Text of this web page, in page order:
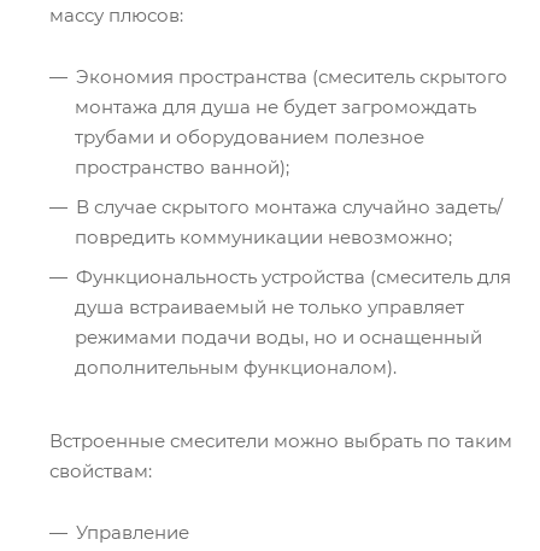
массу плюсов:
Экономия пространства (смеситель скрытого
монтажа для душа не будет загромождать
трубами и оборудованием полезное
пространство ванной);
В случае скрытого монтажа случайно задеть/
повредить коммуникации невозможно;
Функциональность устройства (смеситель для
душа встраиваемый не только управляет
режимами подачи воды, но и оснащенный
дополнительным функционалом).
Встроенные смесители можно выбрать по таким
свойствам:
Управление